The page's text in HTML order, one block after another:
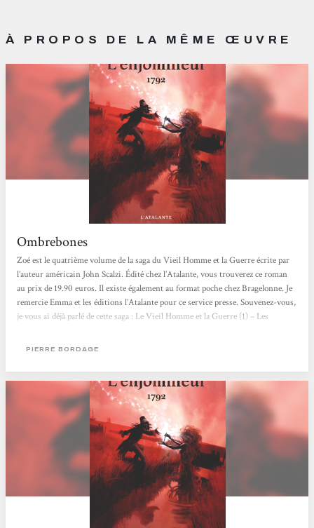
À PROPOS DE LA MÊME ŒUVRE
Ombrebones
Zoé est le quatrième volume de la saga du Vieil Homme et la Guerre écrite par
l’auteur américain John Scalzi. Édité chez l’Atalante, vous trouverez ce roman
au prix de 19.90 euros. Il existe également au format poche chez Bragelonne. Je
remercie Emma et les éditions l’Atalante pour ce service presse. Souvenez-vous,
je vous ai déjà parlé de cette saga : Le Vieil Homme et la Guerre (1) – Les
les évènements qui se déroulent dans La dernière colonie dont je...
PIERRE BORDAGE